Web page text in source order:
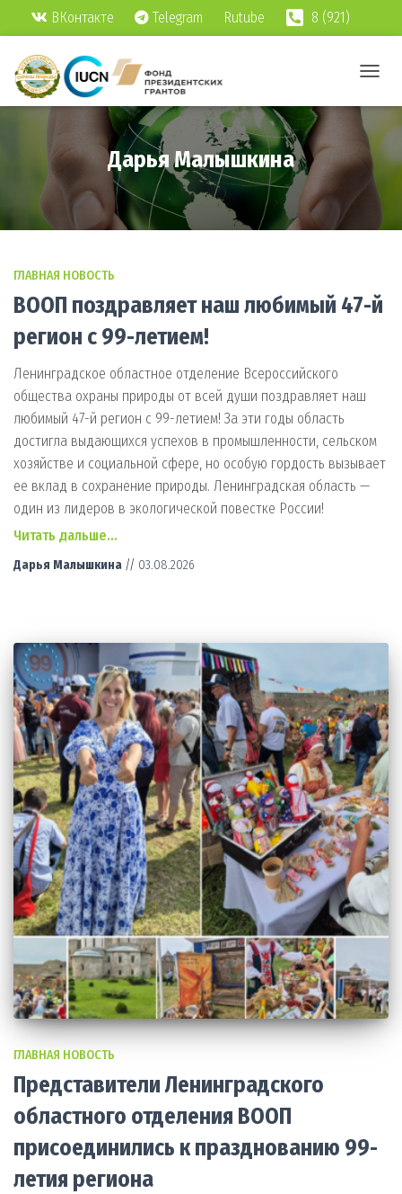
ВКонтакте Telegram Rutube 8 (921)
951-25-71
Дарья Малышкина
ГЛАВНАЯ НОВОСТЬ
ВООП поздравляет наш любимый 47-й
регион с 99-летием!
Ленинградское областное отделение Всероссийского
общества охраны природы от всей души поздравляет наш
любимый 47-й регион с 99-летием! За эти годы область
достигла выдающихся успехов в промышленности, сельском
хозяйстве и социальной сфере, но особую гордость вызывает
ее вклад в сохранение природы. Ленинградская область —
один из лидеров в экологической повестке России!
Читать дальше…
Дарья Малышкина // 03.08.2026
ГЛАВНАЯ НОВОСТЬ
Представители Ленинградского
областного отделения ВООП
присоединились к празднованию 99-
летия региона